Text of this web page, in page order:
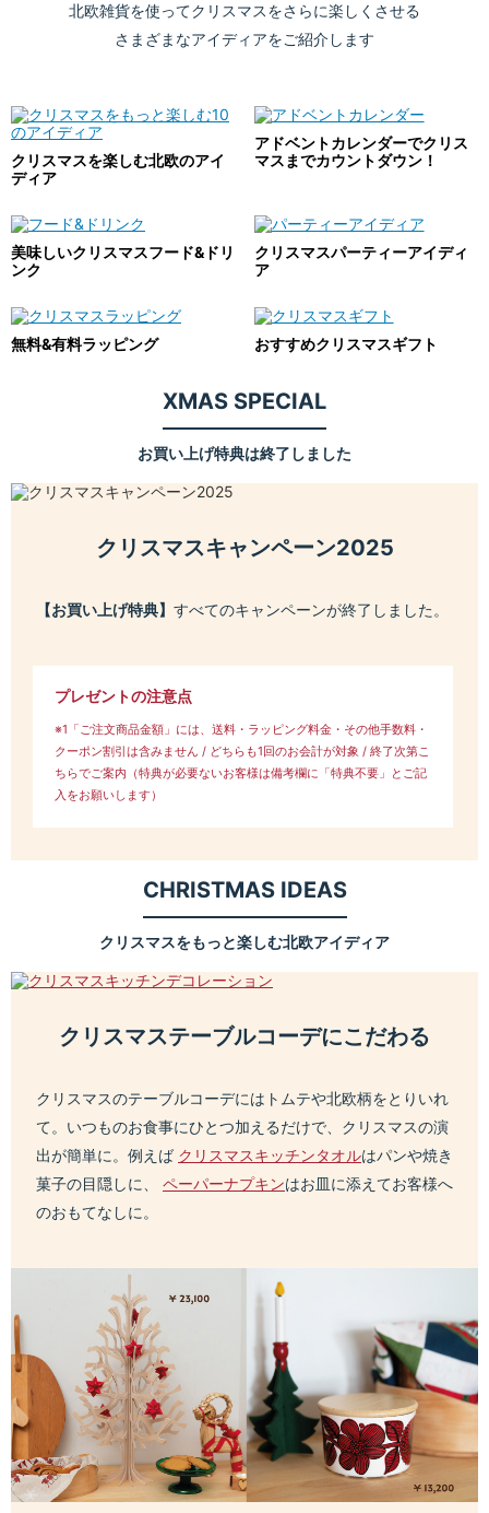
北欧雑貨を使ってクリスマスをさらに楽しくさせる
さまざまなアイディアをご紹介します
クリスマスを楽しむ北欧のアイ
ディア
アドベントカレンダーでクリス
マスまでカウントダウン！
美味しいクリスマスフード&ドリ
ンク
クリスマスパーティーアイディ
ア
無料&有料ラッピング おすすめクリスマスギフト
XMAS SPECIAL
お買い上げ特典は終了しました
クリスマスキャンペーン2025
【お買い上げ特典】 すべてのキャンペーンが終了しました。
プレゼントの注意点
※1「ご注文商品金額」には、送料・ラッピング料金・その他手数料・
クーポン割引は含みません / どちらも1回のお会計が対象 / 終了次第こ
ちらでご案内（特典が必要ないお客様は備考欄に「特典不要」とご記
入をお願いします）
CHRISTMAS IDEAS
クリスマスをもっと楽しむ北欧アイディア
クリスマステーブルコーデにこだわる
クリスマスのテーブルコーデにはトムテや北欧柄をとりいれ
て。いつものお食事にひとつ加えるだけで、クリスマスの演
出が簡単に。例えば クリスマスキッチンタオルはパンや焼き
菓子の目隠しに、 ペーパーナプキンはお皿に添えてお客様へ
のおもてなしに。